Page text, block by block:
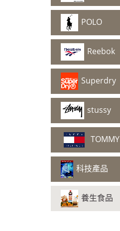
POLO
Reebok
Superdry
stussy
TOMMY
科技產品
養生食品